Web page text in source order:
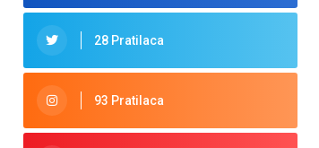
28 Pratilaca
93 Pratilaca